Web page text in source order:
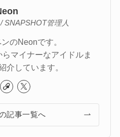
SNAPSHOT管理人
のNeonです。
マイナーなアイドルま
介しています。
記事一覧へ